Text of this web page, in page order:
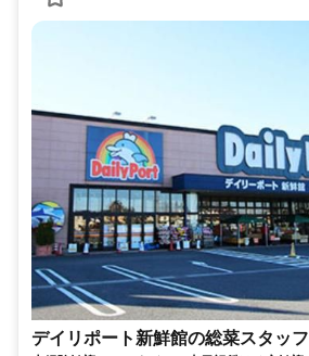
デイリポート新鮮館の総菜スタッフ